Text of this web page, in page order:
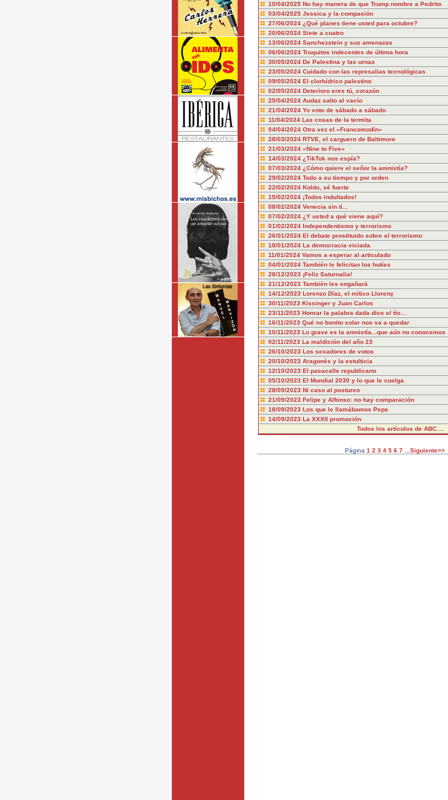
10/04/2025 No hay manera de que Trump nombre a Pedrito
03/04/2025 Jessica y la compasión
27/06/2024 ¿Qué planes tiene usted para octubre?
20/06/2024 Siete a cuatro
13/06/2024 Sanchezstein y sus amenazas
06/06/2024 Truquitos indecentes de última hora
30/05/2024 De Palestina y las urnas
23/05/2024 Cuidado con las represalias tecnológicas
09/05/2024 El clorhídrico palestino
02/05/2024 Deterioro eres tú, corazón
25/04/2024 Audaz salto al vacío
21/04/2024 Yo voto de sábado a sábado
11/04/2024 Las cosas de la termita
04/04/2024 Otra vez el «Francomodín»
28/03/2024 RTVE, el carguero de Baltimore
21/03/2024 «Nine to Five»
14/03/2024 ¿TikTok nos espía?
07/03/2024 ¿Cómo quiere el señor la amnistía?
29/02/2024 Todo a su tiempo y por orden
22/02/2024 Koldo, sé fuerte
15/02/2024 ¡Todos indultados!
08/02/2024 Venecia sin ti...
07/02/2024 ¿Y usted a qué viene aquí?
01/02/2024 Independentismo y terrorismo
26/01/2024 El debate prostituido sobre el terrorismo
18/01/2024 La democracia viciada
11/01/2024 Vamos a esperar al articulado
04/01/2024 También le felicitan los hutíes
28/12/2023 ¡Feliz Saturnalia!
21/12/2023 También les engañará
14/12/2023 Lorenzo Díaz, el mítico Llorenç
30/11/2023 Kissinger y Juan Carlos
23/11/2023 Honrar la palabra dada dice el tío…
16/11/2023 Qué no bonito solar nos va a quedar
10/11/2023 Lo grave es la amnistía...que aún no conocemos
02/11/2023 La maldición del año 23
26/10/2023 Los sexadores de votos
20/10/2023 Aragonès y la estulticia
12/10/2023 El pasacalle republicano
05/10/2023 El Mundial 2030 y lo que le cuelga
28/09/2023 Ni caso al postureo
21/09/2023 Felipe y Alfonso: no hay comparación
18/09/2023 Los que le llamábamos Pepe
14/09/2023 La XXXII promoción
Todos los artículos de ABC....
Página 1 2 3 4 5 6 7 ...Siguiente>>